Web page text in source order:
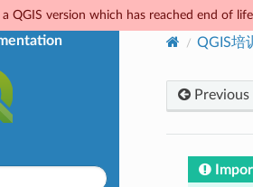
QGIS version which has reached end of
QGIS培
Previous